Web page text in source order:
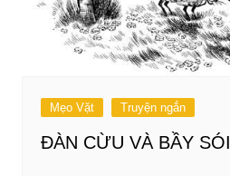
Mẹo Vặt Truyện ngắn
ĐÀN CỪU VÀ BẦY SÓI